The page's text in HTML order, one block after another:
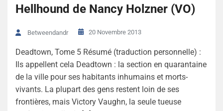
Hellhound de Nancy Holzner (VO)
Betweendandr 20 Novembre 2013
Deadtown, Tome 5 Résumé (traduction personnelle) :
Ils appellent cela Deadtown : la section en quarantaine
de la ville pour ses habitants inhumains et morts-
vivants. La plupart des gens restent loin de ses
frontières, mais Victory Vaughn, la seule tueuse